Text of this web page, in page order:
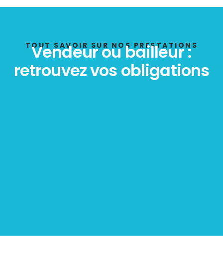
TOUT SAVOIR SUR NOS PRESTATIONS
Vendeur ou bailleur :
retrouvez vos obligations